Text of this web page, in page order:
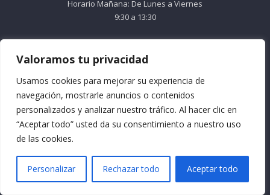
Valoramos tu privacidad
Usamos cookies para mejorar su experiencia de
navegación, mostrarle anuncios o contenidos
personalizados y analizar nuestro tráfico. Al hacer clic en
“Aceptar todo” usted da su consentimiento a nuestro uso
de las cookies.
Personalizar Rechazar todo Aceptar todo
Horario Mañana: De Lunes a Viernes
9:30 a 13:30
16:30 a 18:30
Email: info@formacionacma.com
Menú
Quienes somos
Formación Bonificada